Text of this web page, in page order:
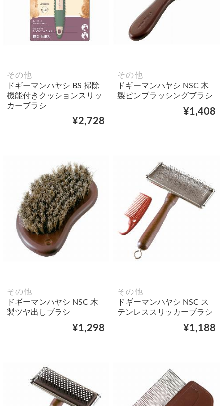
その他
ドギーマンハヤシ BS 掃除
機能付きクッションスリッ
カーブラシ
¥2,728
その他
ドギーマンハヤシ NSC 木
製ピンブラッシングブラシ
¥1,408
その他
ドギーマンハヤシ NSC 木
製ツヤ出しブラシ
¥1,298
その他
ドギーマンハヤシ NSC ス
テンレススリッカーブラシ
¥1,188